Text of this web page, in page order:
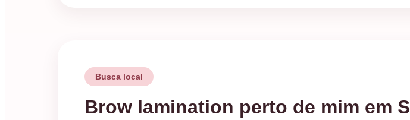
Busca local
Brow lamination perto de mim em